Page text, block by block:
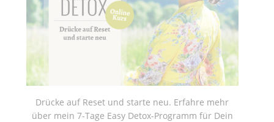
Drücke auf Reset und starte neu. Erfahre mehr
über mein 7-Tage Easy Detox-Programm für Dein